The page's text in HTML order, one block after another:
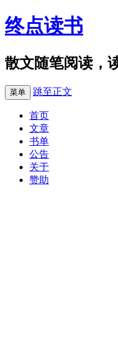
终点读书
散文随笔阅读，
菜单 跳至正文
首页
文章
书单
公告
关于
赞助